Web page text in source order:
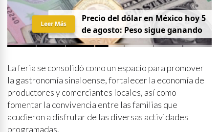
Precio del dólar en México hoy 5
de agosto: Peso sigue ganando
Leer Más
La feria se consolidó como un espacio para promover
la gastronomía sinaloense, fortalecer la economía de
productores y comerciantes locales, así como
fomentar la convivencia entre las familias que
acudieron a disfrutar de las diversas actividades
programadas.